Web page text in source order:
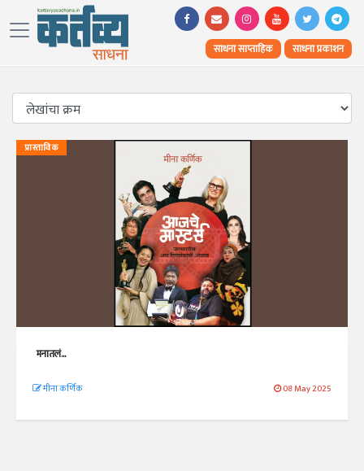
साधना साप्ताहिक साधना प्रकाशन
प्रास्ताविक
मनातलं...
मीना कर्णिक 08 May 2025